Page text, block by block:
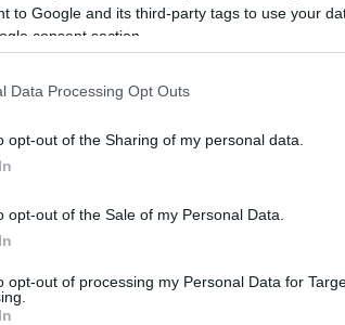
to Google and its third-party tags to use your
consent section.
Data Processing Opt Outs
opt-out of the Sharing of my personal data.
opt-out of the Sale of my Personal Data.
opt-out of processing my Personal Data for
hasta la fecha, Japón se ha quedado con
ha alcanzado en cuatro ocasiones
memorable del siglo XXI se dio en Rusia
poderosa Bélgica llegando a ganar 2-0,
tiene cómo futbolistas más destacados a
el capitán Wataru Endo (Liverpool) o el
junto al goleador Ayase Ueda
dos de los mejores jugadores
ambos lesionados.
e interesantísimo para Comunio.com